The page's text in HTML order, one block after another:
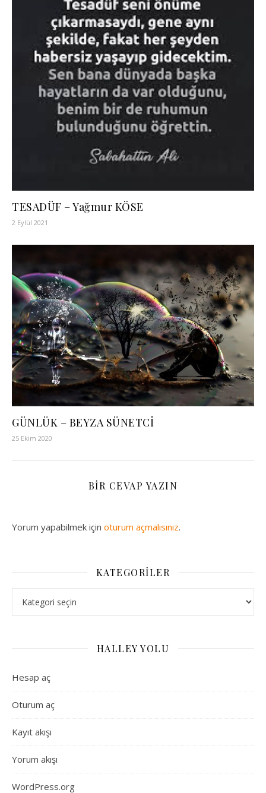
TESADÜF – Yağmur KÖSE
2 Eylül 2021
GÜNLÜK – BEYZA SÜNETCİ
25 Ekim 2020
BIR CEVAP YAZIN
Yorum yapabilmek için oturum açmalısınız.
KATEGORILER
HALLEY YOLU
Hesap aç
Oturum aç
Kayıt akışı
Yorum akışı
WordPress.org